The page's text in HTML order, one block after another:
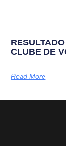
CLUBE DE
Read More